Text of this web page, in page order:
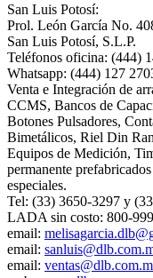
San Luis Potosí:
Prol. León García No.
San Luis Potosí, S.L.P.
Teléfonos oficina: (444)
Whatsapp: (444) 127
Venta e Integración de
CCMS, Bancos de
Botones Pulsadores,
Bimetálicos, Riel Din
Equipos de Medición,
permanente
especiales.
Tel: (33) 3650-3297 y
LADA sin costo: 800-
email:
email:
email: